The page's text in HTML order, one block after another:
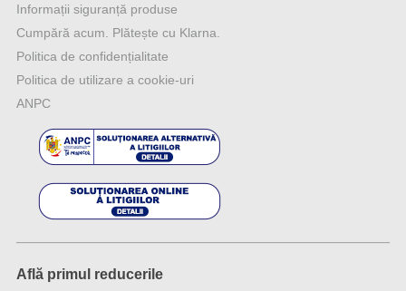
Informații siguranță produse
Cumpără acum. Plătește cu Klarna.
Politica de confidențialitate
Politica de utilizare a cookie-uri
ANPC
Află primul reducerile